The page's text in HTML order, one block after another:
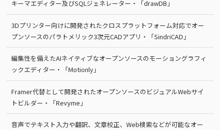
キーマエディター及びSQLジェネレーター・「drawDB」
3Dプリンター向けに開発されたクロスプラットフォーム対応でオー
プンソースのパラトメリック3次元CADアプリ・「SindriCAD」
編集性を備えたAIネイティブなオープンソースのモーショングラフィ
ックエディター・「Motionly」
Framer代替として開発されたオープンソースのビジュアルWebサイ
トビルダー・「Revyme」
音声でテキスト入力や翻訳、文章校正、Web検索などが可能なオー